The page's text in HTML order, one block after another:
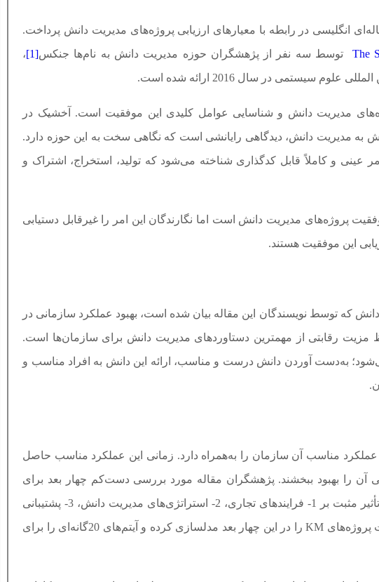
در رابطه با معیارهای ارزیابی پروژه‌های مدیریت دانش پرداخت.
The توسط سه نفر از پژهشگران حوزه مدیریت دانش به نام‌ها جنکس[1]
،
سیستمی در سال 2016 ارائه شده است.
مدیریت دانش و شناسایی عوامل کلیدی این موفقیت است. آخشیک در
به مدیریت دانش، دیدگاهی رایانشی است که نگاهی سخت به این حوزه دارد.
عینی و کاملاً قابل کدگذاری شناخته می‌شود که تولید، استخراج، اشتراک و
پروژه‌های مدیریت دانش است اما نگارندگان این امر را غیرقابل دستیابی
این موفقیت هستند.
که توسط نویسندگان این مقاله بیان شده است، بهبود عملکرد سازمانی در
رقابتی از مهمترین دستاوردهای مدیریت دانش برای سازمان‌ها است.
به‌دست آوردن دانش درست و مناسب، ارائه این دانش به افراد مناسب و
مناسب آن سازمان را به‌همراه دارد. زمانی این عملکرد مناسب حاصل
آن را بهبود ببخشند. پژهشگران مقاله مورد بررسی دست‌کم چهار بعد برای
سنجش میزان موفقیت پروژه‌های مدیریت دانش قائل شده‌اند: تأثیر مثبت بر 1- فرایندهای تجاری، 2- استراتژی‌های مدیریت دانش، 3- پشتیبانی
رهبری/مدیریت و 4- محتوای دانش. جنکس و همکارانش موفقیت پروژه‌های KM را در این چهار بعد مدلسازی کرده و آیتم‌های 20گانه‌ای را برای